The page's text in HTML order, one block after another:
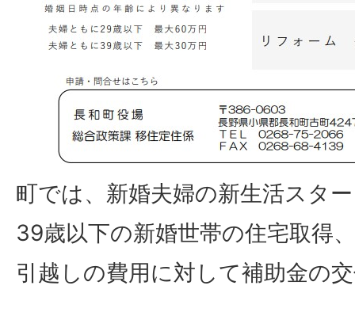
町では、新婚夫婦の新生活スタ
39歳以下の新婚世帯の住宅取得
引越しの費用に対して補助金の